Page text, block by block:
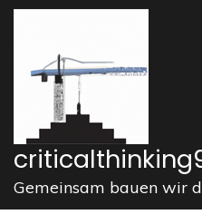
Zum
springen
drücken)
Gemeinsam bauen wir